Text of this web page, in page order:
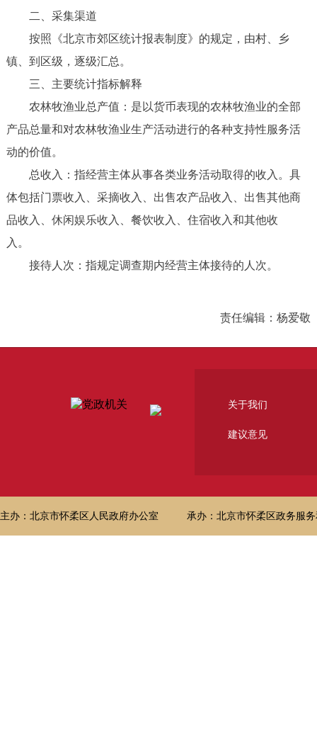
二、采集渠道
按照《北京市郊区统计报表制度》的规定，由村、乡
镇、到区级，逐级汇总。
三、主要统计指标解释
农林牧渔业总产值：是以货币表现的农林牧渔业的全部
产品总量和对农林牧渔业生产活动进行的各种支持性服务活
动的价值。
总收入：指经营主体从事各类业务活动取得的收入。具
体包括门票收入、采摘收入、出售农产品收入、出售其他商
品收入、休闲娱乐收入、餐饮收入、住宿收入和其他收
入。
接待人次：指规定调查期内经营主体接待的人次。
责任编辑：杨爱敬
关于我们
建议意见
主办：北京市怀柔区人民政府办公室 承办：北京市怀柔区政务服